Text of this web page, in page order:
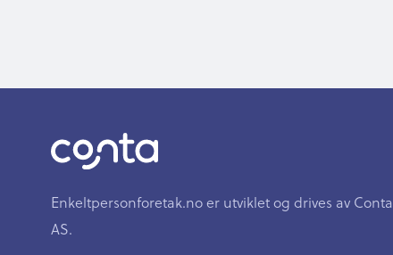
Enkeltpersonforetak.no er utviklet og drives av Conta
AS.